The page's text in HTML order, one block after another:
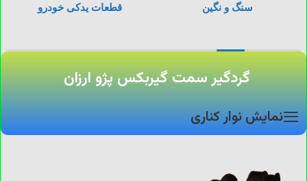
سنگ و نگین قطعات یدکی خودرو
گردگیر سمت گیربکس پژو ارزان
نمایش نوار کناری